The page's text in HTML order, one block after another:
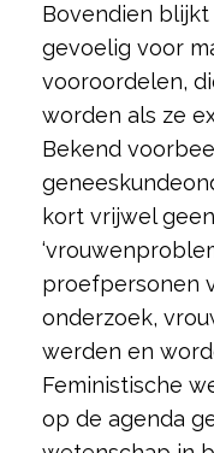
Bovendien
gevoelig voor
vooroordelen,
worden als ze
Bekend
kort vrijwel
proefpersonen
onderzoek,
werden en
Feministische
op de agenda